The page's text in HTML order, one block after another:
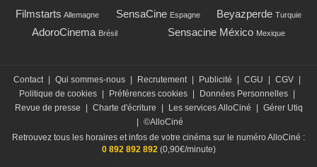
Filmstarts Allemagne SensaCine Espagne Beyazperde Turquie
AdoroCinema Brésil Sensacine México Mexique
Contact Qui sommes-nous Recrutement Publicité CGU CGV
Politique de cookies
Préférences cookies Données Personnelles
Revue de presse
Charte d'écriture Les services AlloCiné
Gérer Utiq
©AlloCiné
Retrouvez tous les horaires et infos de votre cinéma sur le numéro AlloCiné :
0 892 892 892(0,90€/minute)